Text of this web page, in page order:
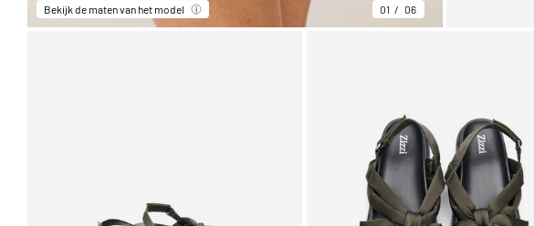
Bekijk de maten van het model 01 06